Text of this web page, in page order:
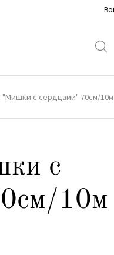
с сердцами" 70см/10м
с
10м